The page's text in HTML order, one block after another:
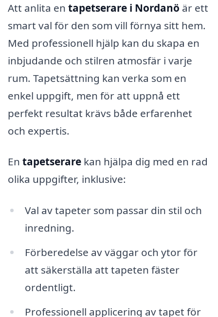
Att anlita en tapetserare i Nordanö är ett
smart val för den som vill förnya sitt hem.
Med professionell hjälp kan du skapa en
inbjudande och stilren atmosfär i varje
rum. Tapetsättning kan verka som en
enkel uppgift, men för att uppnå ett
perfekt resultat krävs både erfarenhet
och expertis.
En tapetserare kan hjälpa dig med en rad
olika uppgifter, inklusive:
Val av tapeter som passar din stil och
inredning.
Förberedelse av väggar och ytor för
att säkerställa att tapeten fäster
ordentligt.
Professionell applicering av tapet för